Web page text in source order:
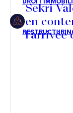
Article
Sekri
en
l’arrivée